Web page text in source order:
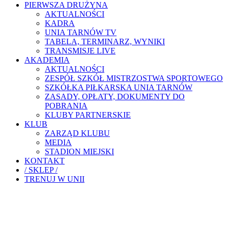
PIERWSZA DRUŻYNA
AKTUALNOŚCI
KADRA
UNIA TARNÓW TV
TABELA, TERMINARZ, WYNIKI
TRANSMISJE LIVE
AKADEMIA
AKTUALNOŚCI
ZESPÓŁ SZKÓŁ MISTRZOSTWA SPORTOWEGO
SZKÓŁKA PIŁKARSKA UNIA TARNÓW
ZASADY, OPŁATY, DOKUMENTY DO
POBRANIA
KLUBY PARTNERSKIE
KLUB
ZARZĄD KLUBU
MEDIA
STADION MIEJSKI
KONTAKT
/ SKLEP /
TRENUJ W UNII